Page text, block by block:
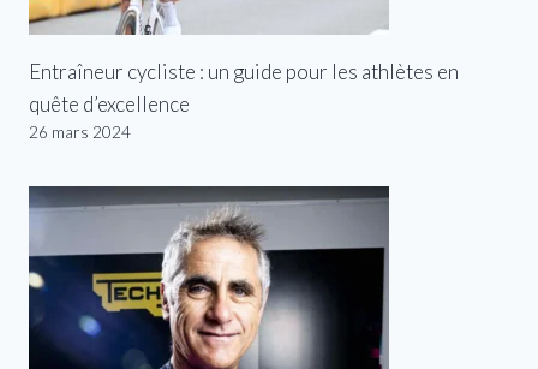
Entraîneur cycliste : un guide pour les athlètes en
quête d’excellence
26 mars 2024